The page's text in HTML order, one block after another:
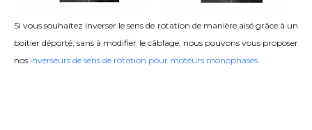
Si vous souhaitez inverser le sens de rotation de manière aisé grâce à un
boitier déporté, sans à modifier le câblage, nous pouvons vous proposer
nos inverseurs de sens de rotation pour moteurs monophasés.